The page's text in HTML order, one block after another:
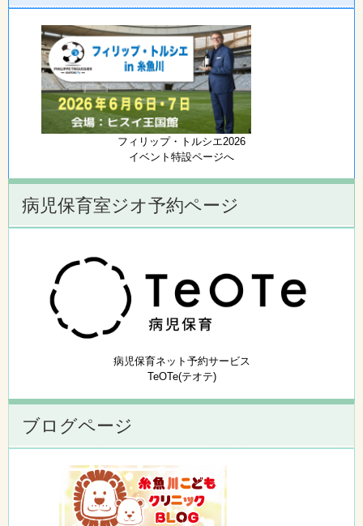
フィリップ・トルシエ2026
イベント特設ページへ
病児保育室ジオ予約ページ
病児保育ネット予約サービス
TeOTe(テオテ)
ブログページ